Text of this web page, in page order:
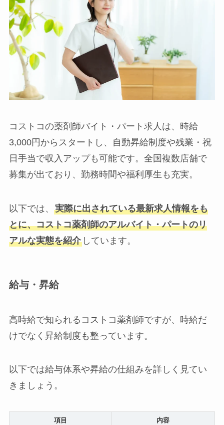
コストコの薬剤師バイト・パート求人は、時給
3,000円からスタートし、自動昇給制度や残業・祝
日手当で収入アップも可能です。全国複数店舗で
募集が出ており、勤務時間や福利厚生も充実。
以下では、 実際に出されている最新求人情報をも
とに、コストコ薬剤師のアルバイト・パートのリ
アルな実態を紹介しています。
給与・昇給
高時給で知られるコストコ薬剤師ですが、時給だ
けでなく昇給制度も整っています。
以下では給与体系や昇給の仕組みを詳しく見てい
きましょう。
項目 内容